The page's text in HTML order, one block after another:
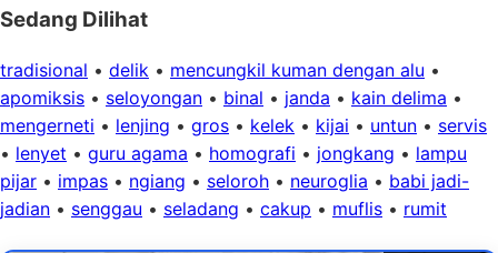
Sedang Dilihat
tradisional • delik • mencungkil kuman dengan alu •
apomiksis • seloyongan • binal • janda • kain delima •
mengerneti • lenjing • gros • kelek • kijai • untun • servis
• lenyet • guru agama • homografi • jongkang • lampu
pijar • impas • ngiang • seloroh • neuroglia • babi jadi-
jadian • senggau • seladang • cakup • muflis • rumit